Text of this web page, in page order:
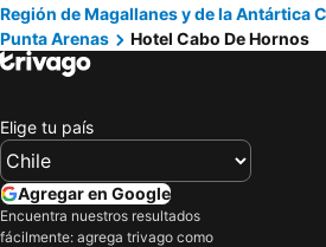
Región de Magallanes y de la Antártica
Punta Arenas
Hotel Cabo De Hornos
Elige tu país
Agregar en Google
Encuentra nuestros resultados
fácilmente: agrega trivago como